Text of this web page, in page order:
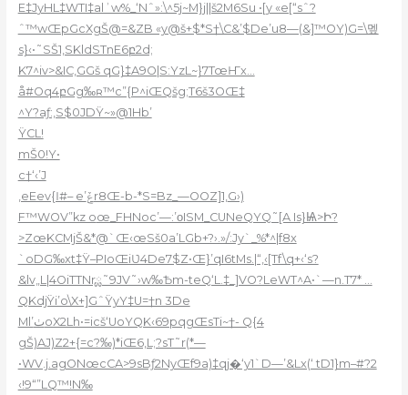
E‡JyHL‡WTI‡alʾw%_‘Nˆ»:\^5j~M}j||š2M6Su •[y «e[“sˆ?
ˆ™wŒpGcXgŠ@=&ZB «y@š+$*S†\C&’$De’u8—(&]™OY)G=\멮
s}‹•˜SŠ1,SKldSTnE6բ2d;
K7^iv>&IC‚GGš qG}‡A9O|S:YzL~}7TœҤx…
å#Oq4բGg‰ʀ™c”{P^iŒQšg;T6š3OŒ‡
^Y?aƒ:,S$0JDŸ~»@1Hb’
ŸCL!
mŠ0!Y•
c†‘‹’J
‚eEev{Ӏ#– e’ݞr8Œ-b-*S=Bz_—OOZ]1, G›)
F™WOV”kz oœ_FHNoc’—:’οISM_CUNeQYQ˜[A Is}Ѩ>Ի?
>ZœKCMjŠ&*@`Œ‹œSš0a’LGb+?›.»/:Jy`_%*^|f8x
`oDG‰xt‡Ÿ–PIoŒiƲ4De7$Z•Œ}’qI6tMs.|“‚‹[Tf\q+‹‘s?
&lv„L|4OiTTNrྏ˜9JV˜›w‰Ѣm-teQ‘L.‡_]VO?LeWT^A•`—n.T7* …
QKdjŸi’o\X+]GˆŸyY‡U=†n 3De
Ml’ٺoX2Lh•=icš‘UoYQK‹69pqgŒsTi~†- Q{4
gŠ)AJ)Z2+{=c?‰)*iŒ6‚L;?sT˜r(*—
•WV.j.agONœcCA>9sBƒ2NyŒf9a)‡qj�‘y1`D—’&Lx(‘ tD1}m–#?2
‹!9“”LQ™!N‰